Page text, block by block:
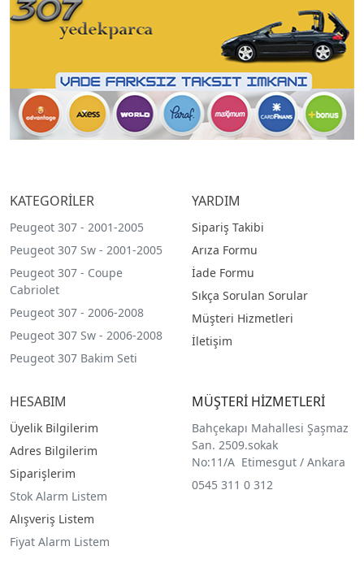
KATEGORİLER
Peugeot 307 - 2001-2005
Peugeot 307 Sw - 2001-2005
Peugeot 307 - Coupe
Cabriolet
Peugeot 307 - 2006-2008
Peugeot 307 Sw - 2006-2008
Peugeot 307 Bakim Seti
YARDIM
Sipariş Takibi
Arıza Formu
İade Formu
Sıkça Sorulan Sorular
Müşteri Hizmetleri
İletişim
HESABIM
Üyelik Bilgilerim
Adres Bilgilerim
Siparişlerim
Stok Alarm Listem
Alışveriş Listem
Fiyat Alarm Listem
MÜŞTERİ HİZMETLERİ
Bahçekapı Mahallesi Şaşmaz
San. 2509.sokak
No:11/A Etimesgut / Ankara
0545 311 0 312